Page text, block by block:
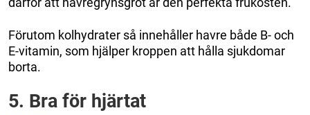
Förutom kolhydrater så innehåller havre både B- och
E-vitamin, som hjälper kroppen att hålla sjukdomar
borta.
5. Bra för hjärtat